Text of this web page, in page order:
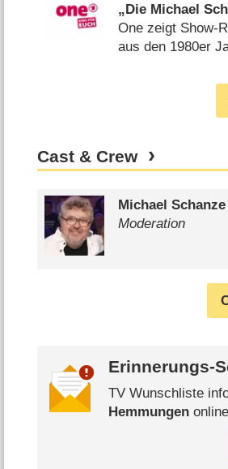
„Die Michael
Show“ wird
One zeigt Show-
aus den 1980er
Cast & Crew
Michael Schanze
Moderation
Erinnerungs-
TV Wunschliste
Hemmungen